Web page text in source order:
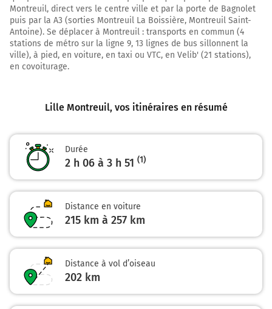
REIMS
LILLE LESQUIN
Prendre un ticket (Péage de Fresnes)
Payer 18,90 € (Péage de Chamant)
Autoroute du Nord
23,8 km
Sortir et rejoindre A3 A3 E15. Continuer sur 1,6
kilomètre
E15
A3
A104
197 km
Montreuil, direct vers le centre ville et par la porte de Bagnolet
puis par la A3 (sorties Montreuil La Boissière, Montreuil Saint-
Antoine). Se déplacer à Montreuil : transports en commun (4
stations de métro sur la ligne 9, 13 lignes de bus sillonnent la
ville), à pied, en voiture, en taxi ou VTC, en Velib' (21 stations),
en covoiturage.
Lille Montreuil, vos itinéraires en résumé
Durée
2 h 06 à 3 h 51 (1)
Distance en voiture
215 km à 257 km
Distance à vol d’oiseau
202 km